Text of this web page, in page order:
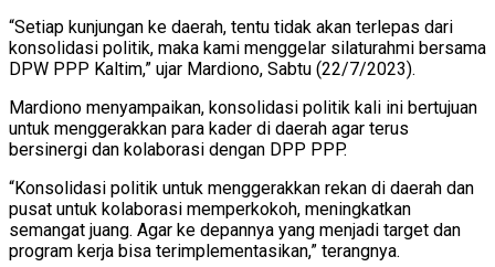
“Setiap kunjungan ke daerah, tentu tidak akan terlepas dari
konsolidasi politik, maka kami menggelar silaturahmi bersama
DPW PPP Kaltim,” ujar Mardiono, Sabtu (22/7/2023).
Mardiono menyampaikan, konsolidasi politik kali ini bertujuan
untuk menggerakkan para kader di daerah agar terus
bersinergi dan kolaborasi dengan DPP PPP.
“Konsolidasi politik untuk menggerakkan rekan di daerah dan
pusat untuk kolaborasi memperkokoh, meningkatkan
semangat juang. Agar ke depannya yang menjadi target dan
program kerja bisa terimplementasikan,” terangnya.